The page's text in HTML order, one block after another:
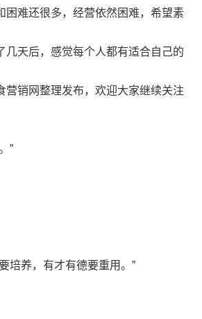
困难还很多，经营依然困难，希望素
天后，感觉每个人都有适合自己的
销网整理发布，欢迎大家继续关注
”
培养，有才有德要重用。”